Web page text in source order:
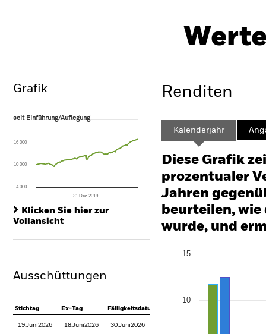
Wertentwicklung
Grafik
seit Einführung/Auflegung
The chart has 1 X axis displaying Time. Range: 2013-10-01 00:00:00 to
The chart has 1 Y axis displaying values. Range: -60 to 120.
seit Einführung/Auflegung
31.Dez.2019
4 000
10 000
16 000
Klicken Sie hier zur
Vollansicht
Ausschüttungen
Stichtag Ex-Tag Fälligkeitsdatum
19.Juni2026 18.Juni2026 30.Juni2026
Renditen
Kalenderjahr
Diese Grafik
prozentualer
Jahren
beurteilen,
wurde, und
Chart
Bar chart with 2 data
The chart has 1 Y axis
10
15